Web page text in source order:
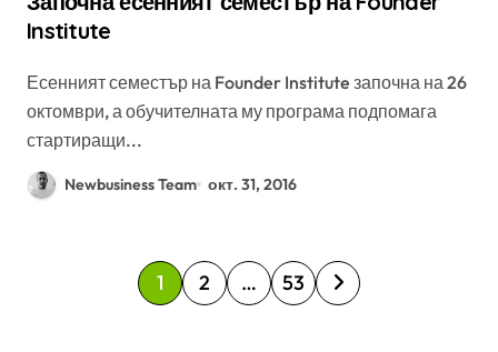
Institute
Есенният семестър на Founder Institute започна на 26
октомври, а обучителната му програма подпомага
стартиращи...
Newbusiness Team окт. 31, 2016
Р
а
1 2 … 53